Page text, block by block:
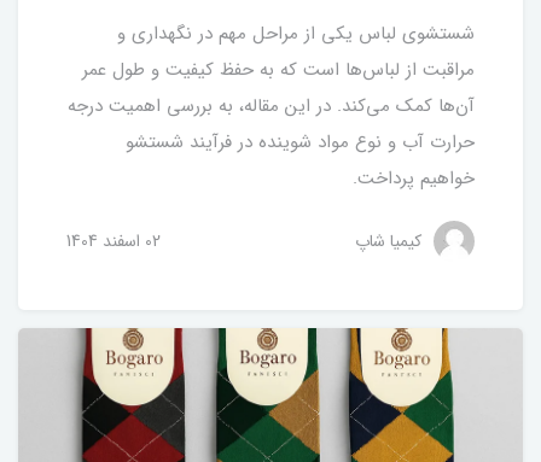
شستشوی لباس یکی از مراحل مهم در نگهداری و
مراقبت از لباس‌ها است که به حفظ کیفیت و طول عمر
آن‌ها کمک می‌کند. در این مقاله، به بررسی اهمیت درجه
حرارت آب و نوع مواد شوینده در فرآیند شستشو
خواهیم پرداخت.
کیمیا شاپ 02 اسفند 1404